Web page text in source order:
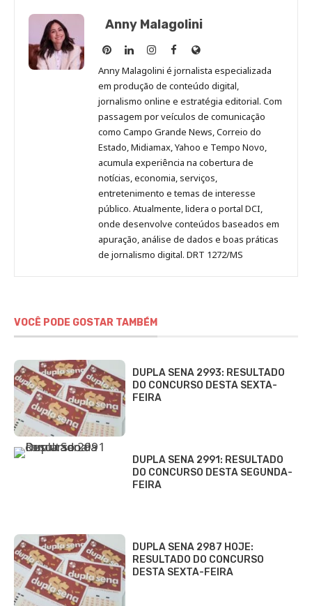
Anny Malagolini
Anny
Malagolini
no
Pinterest
Anny
Malagolini
no
LinkedIn
Anny
Malagolini
no
Instagram
Anny
Malagolini
no
Facebook
Site
de
Anny
Malagolini
Anny Malagolini é jornalista especializada
em produção de conteúdo digital,
jornalismo online e estratégia editorial. Com
passagem por veículos de comunicação
como Campo Grande News, Correio do
Estado, Midiamax, Yahoo e Tempo Novo,
acumula experiência na cobertura de
notícias, economia, serviços,
entretenimento e temas de interesse
público. Atualmente, lidera o portal DCI,
onde desenvolve conteúdos baseados em
apuração, análise de dados e boas práticas
de jornalismo digital. DRT 1272/MS
VOCÊ PODE GOSTAR TAMBÉM
DUPLA SENA 2993: RESULTADO
DO CONCURSO DESTA SEXTA-
FEIRA
DUPLA SENA 2991: RESULTADO
DO CONCURSO DESTA SEGUNDA-
FEIRA
DUPLA SENA 2987 HOJE:
RESULTADO DO CONCURSO
DESTA SEXTA-FEIRA